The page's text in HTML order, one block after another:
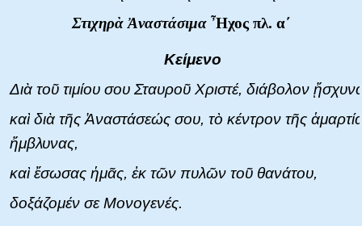
Στιχηρὰ Ἀναστάσιμα Ἦχος πλ. α΄
Κείμενο
Διὰ τοῦ τιμίου σου Σταυροῦ Χριστέ, διάβολον
καὶ διὰ τῆς Ἀναστάσεώς σου, τὸ κέντρον τῆς
ἤμβλυνας,
καὶ ἔσωσας ἡμᾶς, ἐκ τῶν πυλῶν τοῦ θανάτου,
δοξάζομέν σε Μονογενές.